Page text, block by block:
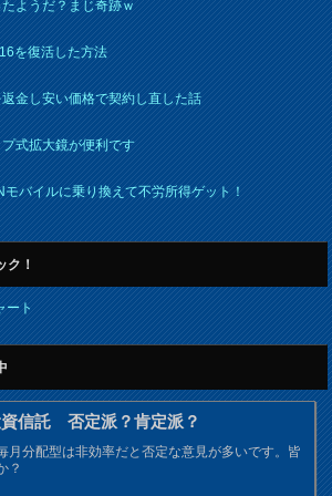
ようだ？まじ奇跡ｗ
を復活した方法
金し安い価格で契約し直した話
式拡大鏡が便利です
モバイルに乗り換えて不労所得ゲット！
ク！
ート
信託 否定派？肯定派？
月分配型は非効率だと否定な意見が多いです。皆
？